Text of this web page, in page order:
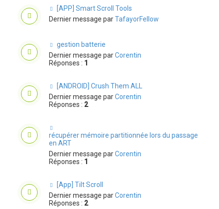
[APP] Smart Scroll Tools
Dernier message parTafayorFellow
gestion batterie
Dernier message parCorentin
Réponses : 1
[ANDROID] Crush Them ALL
Dernier message parCorentin
Réponses : 2
récupérer mémoire partitionnée lors du passage
en ART
Dernier message parCorentin
Réponses : 1
[App] Tilt Scroll
Dernier message parCorentin
Réponses : 2